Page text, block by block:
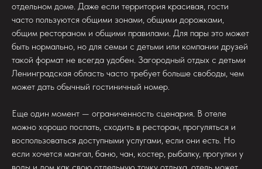
отдельном доме. Даже если территория красивая, гости
часто пользуются общими зонами, общими дорожками,
общим рестораном и общими правилами. Для пары это может
быть нормально, но для семьи с детьми или компании друзей
такой формат не всегда удобен. Загородный отдых с детьми
Ленинградская область часто требует больше свободы, чем
может дать обычный гостиничный номер.
Еще один момент — ограниченность сценария. В отеле
можно хорошо поспать, сходить в ресторан, прогуляться и
воспользоваться доступными услугами, если они есть. Но
если хочется мангал, баню, чан, костер, рыбалку, прогулки у